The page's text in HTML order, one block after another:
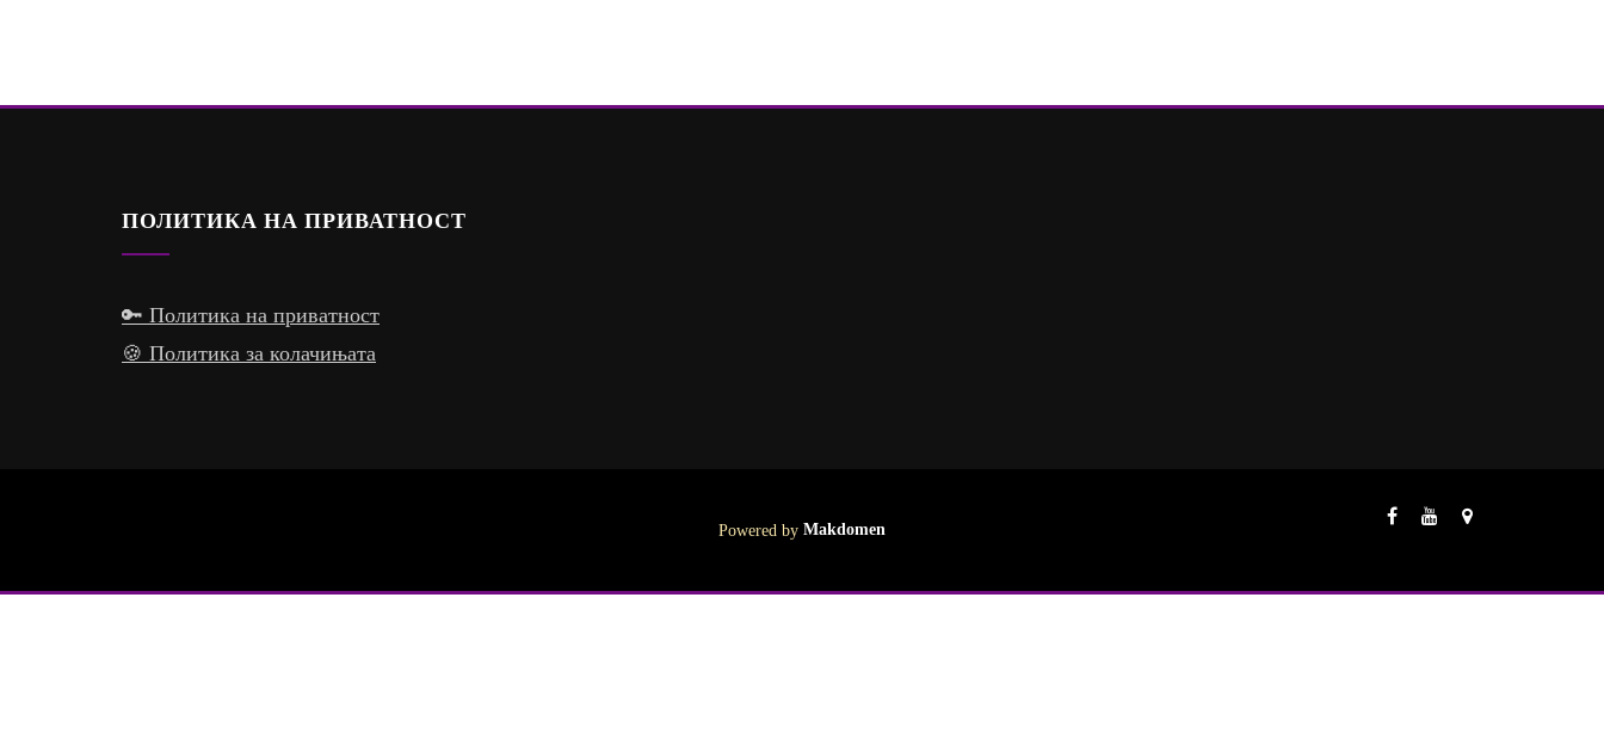
ПОЛИТИКА НА ПРИВАТНОСТ
🔑 Политика на приватност
🍪 Политика за колачињата
Powered by Makdomen